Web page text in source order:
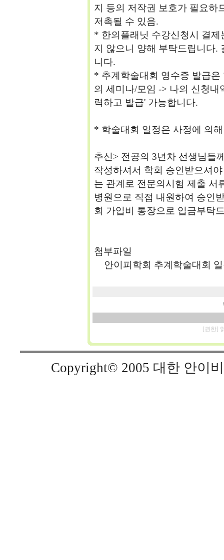
지 등의 저작권 보호가 필요하
저촉될 수 있음.
* 한의플래닛 수강신청시 결
지 않으니 양해 부탁드립니다.
니다.
* 추계학술대회 영수증 발급
의 세미나/모임 -> 나의 신청
력하고 발급' 가능합니다.
* 학술대회 일정은 사정에 의
추신> 전공의 3년차 선생님들
작성하셔서 학회 승인받으셔
는 관계로 전문의시험 제출 서
병원으로 직접 내원하여 승인
회 가입비 통장으로 입금부탁
첨부파일
안이피학회 추계학술대회
[권한]
Copyright© 2005 대한 안이